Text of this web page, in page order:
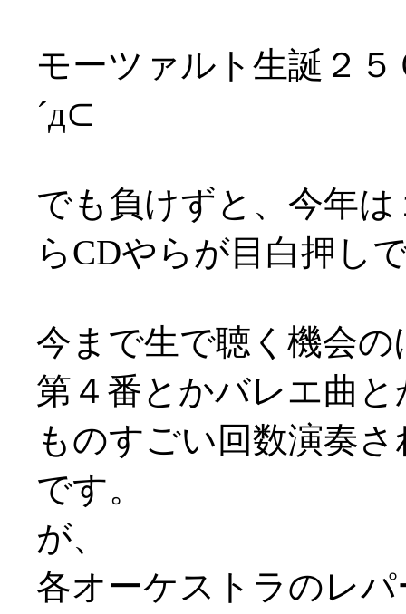
モーツァルト生誕２
´д⊂
でも負けずと、今年
らCDやらが目白押し
今まで生で聴く機会
第４番とかバレエ曲
ものすごい回数演奏
です。
が、
各オーケストラのレ